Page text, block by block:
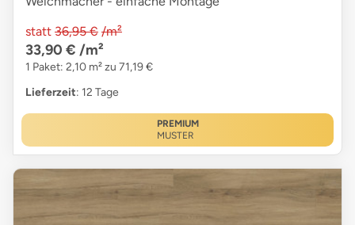
statt 36,95 € /m²
33,90 € /m²
1 Paket: 2,10 m² zu 71,19 €
Lieferzeit: 12 Tage
PREMIUM
MUSTER